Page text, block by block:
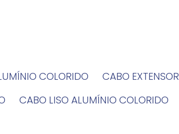
COLORIDO
CABO EXTENSOR
CABO LISO ALUMÍNIO COLORIDO